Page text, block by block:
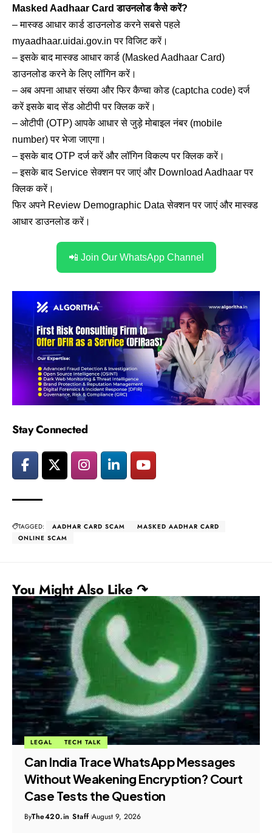
Masked Aadhaar Card डाउनलोड कैसे करें?
– मास्क्ड आधार कार्ड डाउनलोड करने सबसे पहले
myaadhaar.uidai.gov.in पर विजिट करें।
– इसके बाद मास्क्ड आधार कार्ड (Masked Aadhaar Card)
डाउनलोड करने के लिए लॉगिन करें।
– अब अपना आधार संख्या और फिर कैप्चा कोड (captcha code) दर्ज
करें इसके बाद सेंड ओटीपी पर क्लिक करें।
– ओटीपी (OTP) आपके आधार से जुड़े मोबाइल नंबर (mobile
number) पर भेजा जाएगा।
– इसके बाद OTP दर्ज करें और लॉगिन विकल्प पर क्लिक करें।
– इसके बाद Service सेक्शन पर जाएं और Download Aadhaar पर
क्लिक करें।
फिर अपने Review Demographic Data सेक्शन पर जाएं और मास्क्ड
आधार डाउनलोड करें।
📲 Join Our WhatsApp Channel
Stay Connected
TAGGED: AADHAR CARD SCAM
MASKED AADHAR CARD
ONLINE SCAM
You Might Also Like ↷
FINANCE & BANKING POLICY & INITIATIVE
UPI Charges Explained: What
Consumers Will Pay Under the
Proposed MDR Plan
ByThe420.in Staff August 9, 2026